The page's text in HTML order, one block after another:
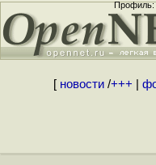
Профиль:
[ новости/+++